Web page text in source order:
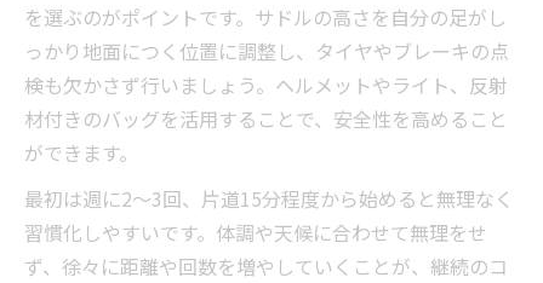
を選ぶのがポイントです。サドルの高さを自分の足がし
っかり地面につく位置に調整し、タイヤやブレーキの点
検も欠かさず行いましょう。ヘルメットやライト、反射
材付きのバッグを活用することで、安全性を高めること
ができます。
最初は週に2〜3回、片道15分程度から始めると無理なく
習慣化しやすいです。体調や天候に合わせて無理をせ
ず、徐々に距離や回数を増やしていくことが、継続のコ